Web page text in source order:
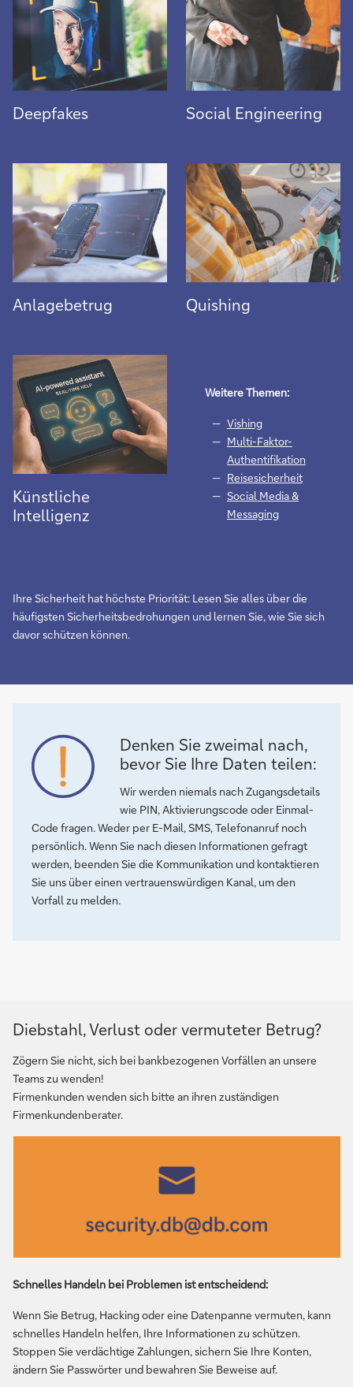
More
Deepfakes More
Social Engineering
Anlagebetrug
Anlagebetrug More
Quishing
More
Künstliche
Intelligenz
Weitere Themen:
Vishing
Multi-Faktor-
Authentifikation
Reisesicherheit
Social Media &
Messaging
Ihre Sicherheit hat höchste Priorität: Lesen Sie alles über die
häufigsten Sicherheitsbedrohungen und lernen Sie, wie Sie sich
davor schützen können.
Denken Sie zweimal nach,
bevor Sie Ihre Daten teilen:
Wir werden niemals nach Zugangsdetails
wie PIN, Aktivierungscode oder Einmal-
Code fragen. Weder per E-Mail, SMS, Telefonanruf noch
persönlich. Wenn Sie nach diesen Informationen gefragt
werden, beenden Sie die Kommunikation und kontaktieren
Sie uns über einen vertrauenswürdigen Kanal, um den
Vorfall zu melden.
Diebstahl, Verlust oder vermuteter Betrug?
Zögern Sie nicht, sich bei bankbezogenen Vorfällen an unsere
Teams zu wenden!
Firmenkunden wenden sich bitte an ihren zuständigen
Firmenkundenberater.
Schnelles Handeln bei Problemen ist entscheidend:
Wenn Sie Betrug, Hacking oder eine Datenpanne vermuten, kann
schnelles Handeln helfen, Ihre Informationen zu schützen.
Stoppen Sie verdächtige Zahlungen, sichern Sie Ihre Konten,
ändern Sie Passwörter und bewahren Sie Beweise auf.